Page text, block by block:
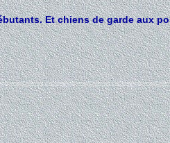
Et chiens de garde aux